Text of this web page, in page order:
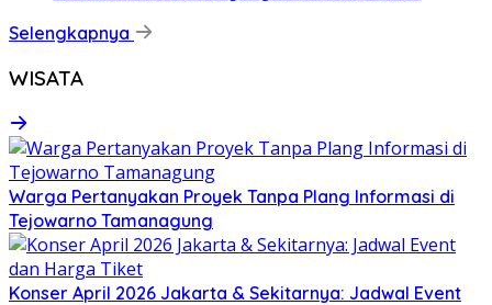
Selengkapnya
WISATA
Warga Pertanyakan Proyek Tanpa Plang Informasi di
Tejowarno Tamanagung
Konser April 2026 Jakarta & Sekitarnya: Jadwal Event